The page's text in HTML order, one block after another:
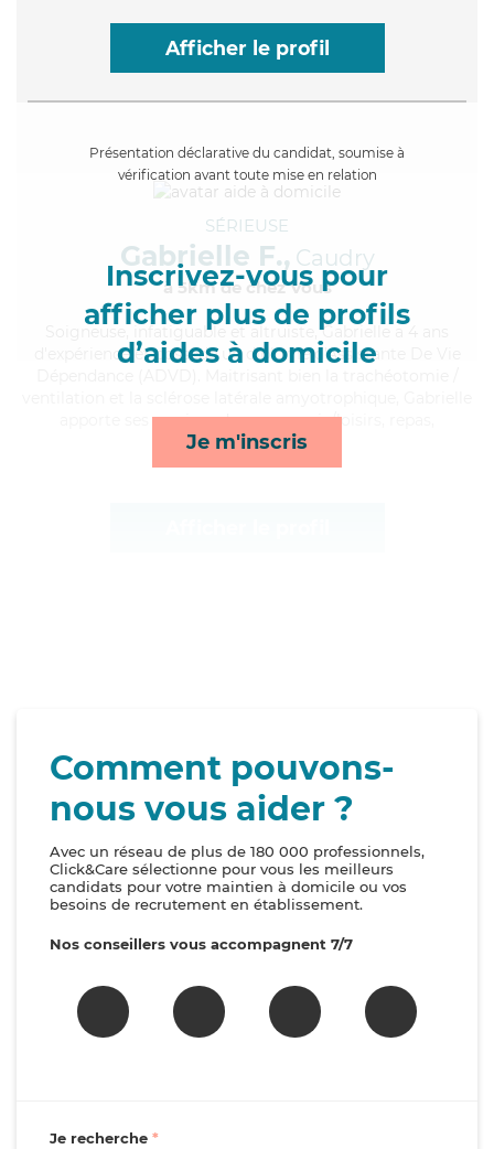
Afficher le profil
Présentation déclarative du candidat, soumise à
vérification avant toute mise en relation
Inscrivez-vous pour
afficher plus de profils
d’aides à domicile
Je m'inscris
SÉRIEUSE
Gabrielle F., Caudry
à 5km de chez Vous
, infatiguable et altruiste, Gabrielle a 4 ans
d'expérience et possède un diplôme d'Assistante De Vie
apporte ses services de compagnie/loisirs, repas,
lever/coucher et rappels*
Comment pouvons-
nous vous aider ?
Avec un réseau de plus de 180 000 professionnels,
Click&Care sélectionne pour vous les meilleurs
candidats pour votre maintien à domicile ou vos
besoins de recrutement en établissement.
Nos conseillers vous accompagnent 7/7
Je recherche